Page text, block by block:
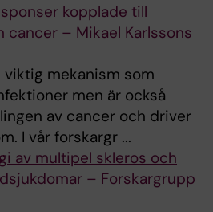
kopplade till
– Mikael Karlssons
viktig mekanism som
men är också
av cancer och driver
I vår forskargr ...
av multipel skleros och
– Forskargrupp